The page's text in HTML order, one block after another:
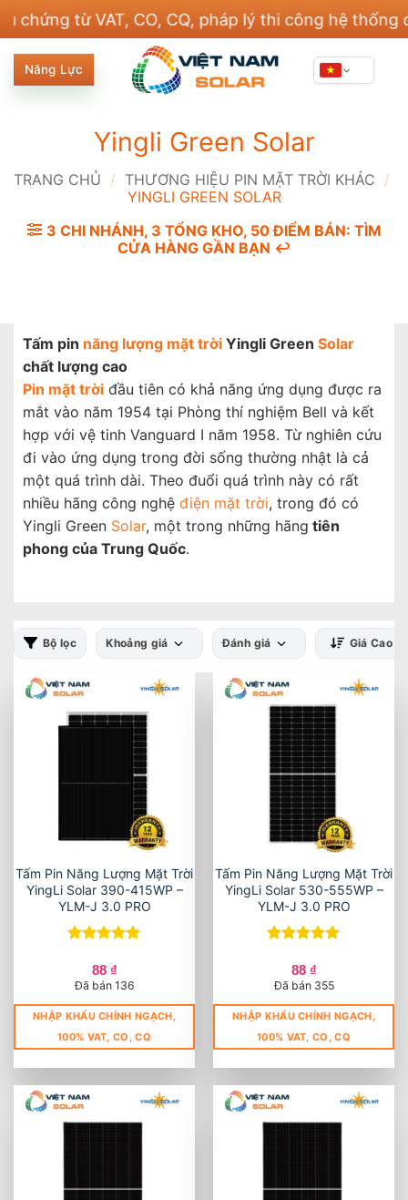
nội
dung
từ VAT, CO, CQ, pháp lý thi công hệ thống điện
Năng Lực
Yingli Green Solar
TRANG CHỦ / THƯƠNG HIỆU PIN MẶT TRỜI KHÁC /
YINGLI GREEN SOLAR
3 CHI NHÁNH, 3 TỔNG KHO, 50 ĐIỂM BÁN: TÌM
CỬA HÀNG GẦN BẠN ↩️
Tấm pin năng lượng mặt trời Yingli Green Solar
chất lượng cao
Pin mặt trời đầu tiên có khả năng ứng dụng được ra
mắt vào năm 1954 tại Phòng thí nghiệm Bell và kết
hợp với vệ tinh Vanguard I năm 1958. Từ nghiên cứu
đi vào ứng dụng trong đời sống thường nhật là cả
một quá trình dài. Theo đuổi quá trình này có rất
nhiều hãng công nghệ điện mặt trời, trong đó có
Yingli Green Solar, một trong những hãng tiên
phong của Trung Quốc.
Bộ lọc Khoảng giá Đánh giá Giá Cao -
Tấm Pin Năng Lượng Mặt Trời
YingLi Solar 390-415WP –
YLM-J 3.0 PRO
hạng5 5
sao
88 ₫
Đã bán 136
NHẬP KHẨU CHÍNH NGẠCH,
100% VAT, CO, CQ
Tấm Pin Năng Lượng Mặt Trời
YingLi Solar 530-555WP –
YLM-J 3.0 PRO
hạng5 5
sao
88 ₫
Đã bán 355
NHẬP KHẨU CHÍNH NGẠCH,
100% VAT, CO, CQ